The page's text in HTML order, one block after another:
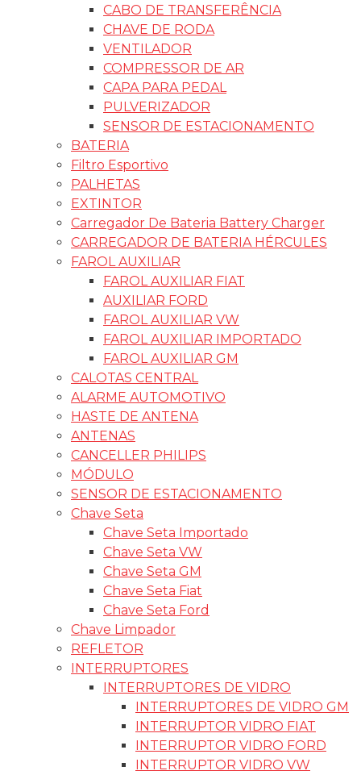
CABO DE TRANSFERÊNCIA
CHAVE DE RODA
VENTILADOR
COMPRESSOR DE AR
CAPA PARA PEDAL
PULVERIZADOR
SENSOR DE ESTACIONAMENTO
BATERIA
Filtro Esportivo
PALHETAS
EXTINTOR
Carregador De Bateria Battery Charger
CARREGADOR DE BATERIA HÉRCULES
FAROL AUXILIAR
FAROL AUXILIAR FIAT
AUXILIAR FORD
FAROL AUXILIAR VW
FAROL AUXILIAR IMPORTADO
FAROL AUXILIAR GM
CALOTAS CENTRAL
ALARME AUTOMOTIVO
HASTE DE ANTENA
ANTENAS
CANCELLER PHILIPS
MÓDULO
SENSOR DE ESTACIONAMENTO
Chave Seta
Chave Seta Importado
Chave Seta VW
Chave Seta GM
Chave Seta Fiat
Chave Seta Ford
Chave Limpador
REFLETOR
INTERRUPTORES
INTERRUPTORES DE VIDRO
INTERRUPTORES DE VIDRO GM
INTERRUPTOR VIDRO FIAT
INTERRUPTOR VIDRO FORD
INTERRUPTOR VIDRO VW